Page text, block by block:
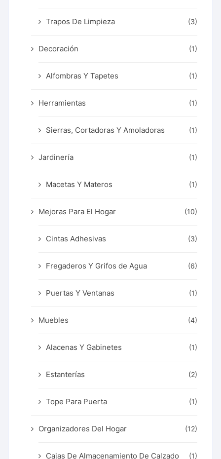
Trapos De Limpieza (3)
Decoración (1)
Alfombras Y Tapetes (1)
Herramientas (1)
Sierras, Cortadoras Y Amoladoras (1)
Jardinería (1)
Macetas Y Materos (1)
Mejoras Para El Hogar (10)
Cintas Adhesivas (3)
Fregaderos Y Grifos de Agua (6)
Puertas Y Ventanas (1)
Muebles (4)
Alacenas Y Gabinetes (1)
Estanterías (2)
Tope Para Puerta (1)
Organizadores Del Hogar (12)
Cajas De Almacenamiento De Calzado (1)